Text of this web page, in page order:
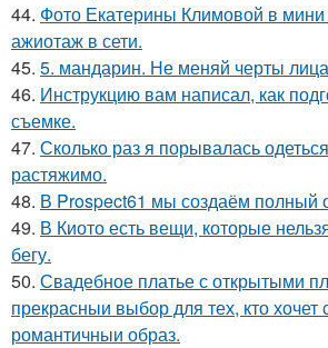
44. Фото Екатерины Климовой в
ажиотаж в сети.
45. 5. мандарин. Не меняй черты
46. Инструкцию вам написал, как
съемке.
47. Сколько раз я порывалась
растяжимо.
48. В Prospect61 мы создаём полный
49. В Киото есть вещи, которые
бегу.
50. Свадебное платье с открытыми
прекрасныи выбор для тех, кто хочет
романтичныи образ.